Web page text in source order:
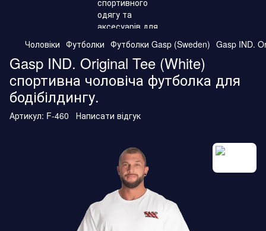
Чоловіки Футболки Футболки Gasp (Sweden) Gasp IND.
Gasp IND. Original Tee (White)
cпортивна чоловіча футболка для
бодібілдингу.
Артикул: F-460 Написати відгук